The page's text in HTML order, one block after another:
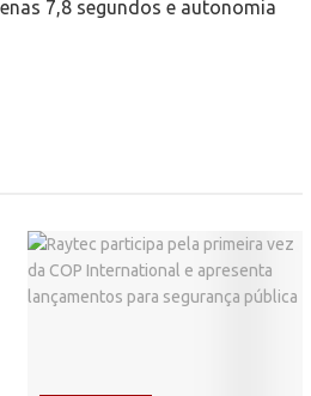
7,8 segundos e autonomia